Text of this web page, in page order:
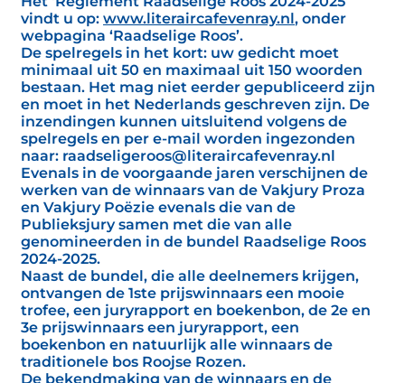
vindt u op: www.literaircafevenray.nl, onder
webpagina ‘Raadselige Roos’.
De spelregels in het kort: uw gedicht moet
minimaal uit 50 en maximaal uit 150 woorden
bestaan. Het mag niet eerder gepubliceerd zijn
en moet in het Nederlands geschreven zijn. De
inzendingen kunnen uitsluitend volgens de
spelregels en per e-mail worden ingezonden
naar: raadseligeroos@literaircafevenray.nl
Evenals in de voorgaande jaren verschijnen de
werken van de winnaars van de Vakjury Proza
en Vakjury Poëzie evenals die van de
Publieksjury samen met die van alle
genomineerden in de bundel Raadselige Roos
2024-2025.
Naast de bundel, die alle deelnemers krijgen,
ontvangen de 1ste prijswinnaars een mooie
trofee, een juryrapport en boekenbon, de 2e en
3e prijswinnaars een juryrapport, een
boekenbon en natuurlijk alle winnaars de
traditionele bos Roojse Rozen.
De bekendmaking van de winnaars en de